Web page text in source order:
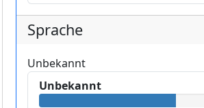
Sprache
Unbekannt
Unbekannt